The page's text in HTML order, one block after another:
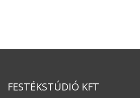
FESTÉKSTÚDIÓ KFT